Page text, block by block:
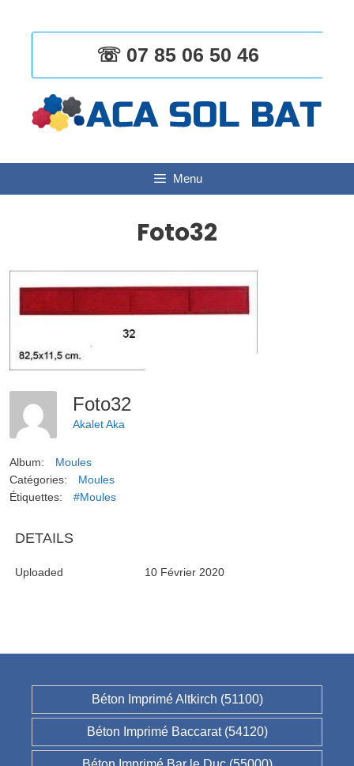
☏ 07 85 06 50 46
Menu
Foto32
Foto32
Akalet Aka
Album:
Moules
Catégories:
Moules
Étiquettes:
#Moules
DETAILS
Uploaded 10 Février 2020
Béton Imprimé Altkirch (51100)
Béton Imprimé Baccarat (54120)